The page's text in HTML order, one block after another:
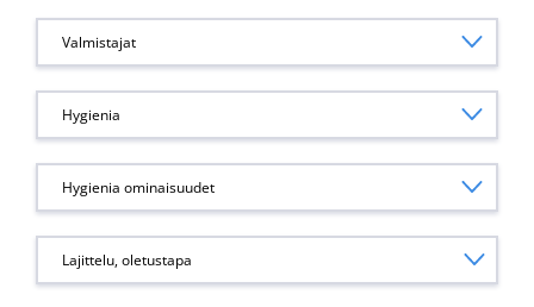
Valmistajat
Hygienia
Hygienia ominaisuudet